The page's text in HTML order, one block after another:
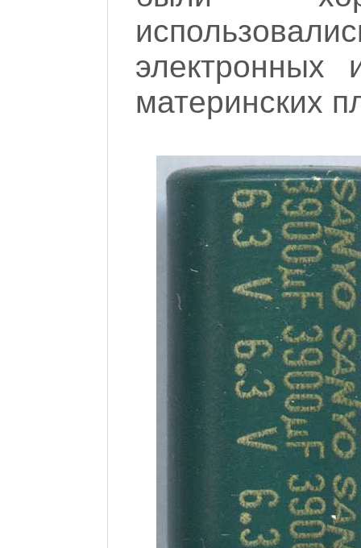
электронных
материнских